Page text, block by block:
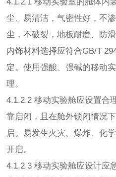
4.1.2.1 移动实验室的舱体内
尘、易清洁，气密性好，不
尘，不破裂，地板耐磨、防
内饰材料选择应符合GB/T
定。使用强酸、强碱的移动
理。
4.1.2.2 移动实验舱应设置合
靠启闭，且在舱外锁闭情况
启。易发生火灾、爆炸、化
开启。
4.1.2.3 移动实验舱应设计应